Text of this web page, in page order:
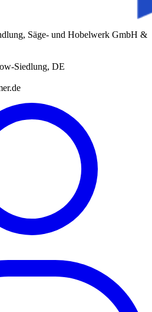
Säge- und Hobelwerk GmbH &
Siedlung, DE